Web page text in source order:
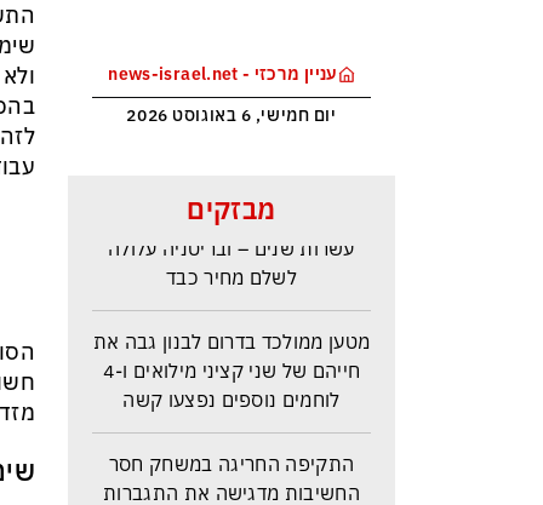
עניין מרכזי - news-israel.net
יום חמישי, 6 באוגוסט 2026
מבזקים
נכנס לעידן המסוכן ביותר זה
עשרות שנים – ובריטניה עלולה
לשלם מחיר כבד
מטען ממולכד בדרום לבנון גבה את
חייהם של שני קציני מילואים ו-4
לוחמים נוספים נפצעו קשה
התקיפה החריגה במשחק חסר
החשיבות מדגישה את התגברות